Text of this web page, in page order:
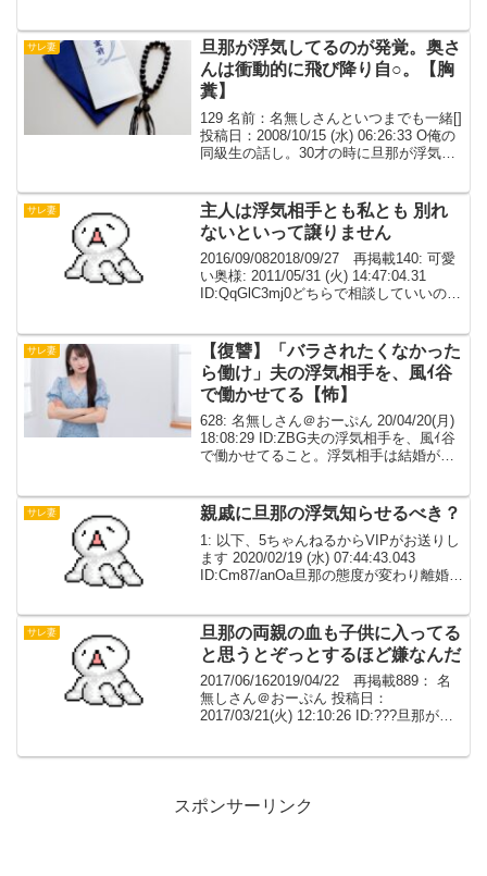
なり、...
サレ妻
旦那が浮気してるのが発覚。奥さ
んは衝動的に飛び降り自○。【胸
糞】
129 名前：名無しさんといつまでも一緒[]
投稿日：2008/10/15 (水) 06:26:33 O俺の
同級生の話し。30才の時に旦那が浮気し
だよ。136 名前：...
サレ妻
主人は浮気相手とも私とも 別れ
ないといって譲りません
2016/09/082018/09/27 再掲載140: 可愛
い奥様: 2011/05/31 (火) 14:47:04.31
ID:QqGlC3mj0どちらで相談していいのか
サレ妻
【復讐】「バラされたくなかった
ら働け」夫の浮気相手を、風ｲ谷
で働かせてる【怖】
628: 名無しさん＠おーぷん 20/04/20(月)
18:08:29 ID:ZBG夫の浮気相手を、風ｲ谷
で働かせてること。浮気相手は結婚が決
日２万とか稼いでくるか...
サレ妻 親戚に旦那の浮気知らせるべき？
1: 以下、5ちゃんねるからVIPがお送りし
ます 2020/02/19 (水) 07:44:43.043
ID:Cm87/anOa旦那の態度が変わり離婚し
つくからやめた...
サレ妻
旦那の両親の血も子供に入ってる
と思うとぞっとするほど嫌なんだ
2017/06/162019/04/22 再掲載889： 名
無しさん＠おーぷん 投稿日：
2017/03/21(火) 12:10:26 ID:???旦那が浮
スポンサーリンク